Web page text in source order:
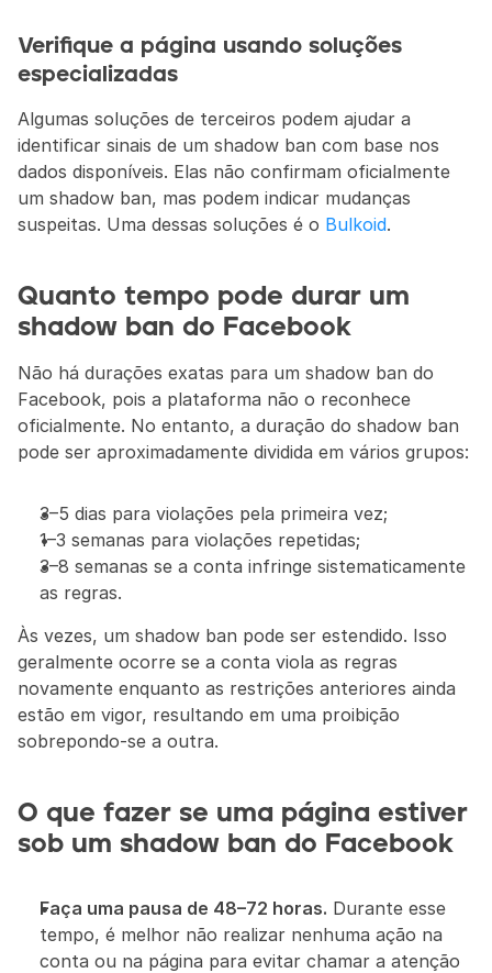
Verifique a página usando soluções
especializadas
Algumas soluções de terceiros podem ajudar a
identificar sinais de um shadow ban com base nos
dados disponíveis. Elas não confirmam oficialmente
um shadow ban, mas podem indicar mudanças
suspeitas. Uma dessas soluções é o Bulkoid.
Quanto tempo pode durar um
shadow ban do Facebook
Não há durações exatas para um shadow ban do
Facebook, pois a plataforma não o reconhece
oficialmente. No entanto, a duração do shadow ban
pode ser aproximadamente dividida em vários grupos:
3–5 dias para violações pela primeira vez;
1–3 semanas para violações repetidas;
3–8 semanas se a conta infringe sistematicamente
as regras.
Às vezes, um shadow ban pode ser estendido. Isso
geralmente ocorre se a conta viola as regras
novamente enquanto as restrições anteriores ainda
estão em vigor, resultando em uma proibição
sobrepondo-se a outra.
O que fazer se uma página estiver
sob um shadow ban do Facebook
Faça uma pausa de 48–72 horas. Durante esse
tempo, é melhor não realizar nenhuma ação na
conta ou na página para evitar chamar a atenção